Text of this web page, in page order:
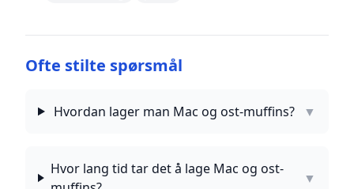
Ofte stilte spørsmål
Hvordan lager man Mac og ost-muffins? ▼
Hvor lang tid tar det å lage Mac og ost-
▼